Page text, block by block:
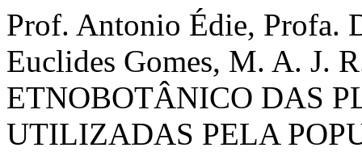
Prof. Antonio Édie, Profa.
Euclides Gomes, M. A. J.
ETNOBOTÂNICO DAS
UTILIZADAS PELA